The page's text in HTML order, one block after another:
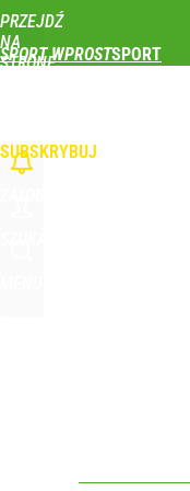
PRZEJDŹ
NA
STRONĘ
SPORT WPROST
SUBSKRYBUJ